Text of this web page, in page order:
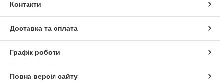
Контакти
Доставка та оплата
Графік роботи
Повна версія сайту